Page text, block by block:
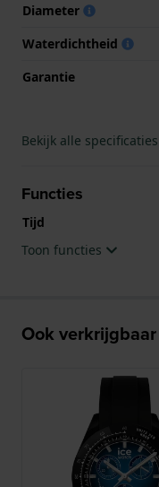
Diameter
Waterdichtheid
Garantie
Bekijk alle specificaties
Functies
Tijd
Toon functies
Ook